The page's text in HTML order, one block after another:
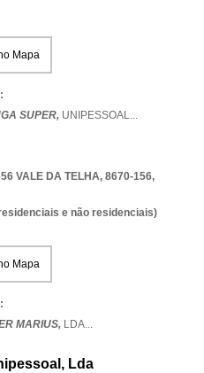
Mapa
SUPER, UNIPESSOAL...
VALE DA TELHA, 8670-156,
e não residenciais)
Mapa
MARIUS, LDA...
Lda